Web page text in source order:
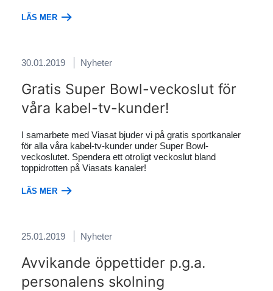
LÄS MER
30.01.2019 Nyheter
Gratis Super Bowl-veckoslut för
våra kabel-tv-kunder!
I samarbete med Viasat bjuder vi på gratis sportkanaler
för alla våra kabel-tv-kunder under Super Bowl-
veckoslutet. Spendera ett otroligt veckoslut bland
toppidrotten på Viasats kanaler!
LÄS MER
25.01.2019 Nyheter
Avvikande öppettider p.g.a.
personalens skolning